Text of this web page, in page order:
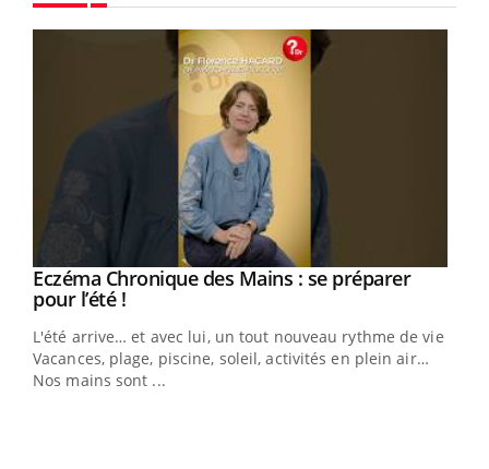
Youtube
Eczéma Chronique des Mains : se préparer
pour l’été !Youtube
L'été arrive… et avec lui, un tout nouveau rythme de vie !
Vacances, plage, piscine, soleil, activités en plein air…
Nos mains sont ...